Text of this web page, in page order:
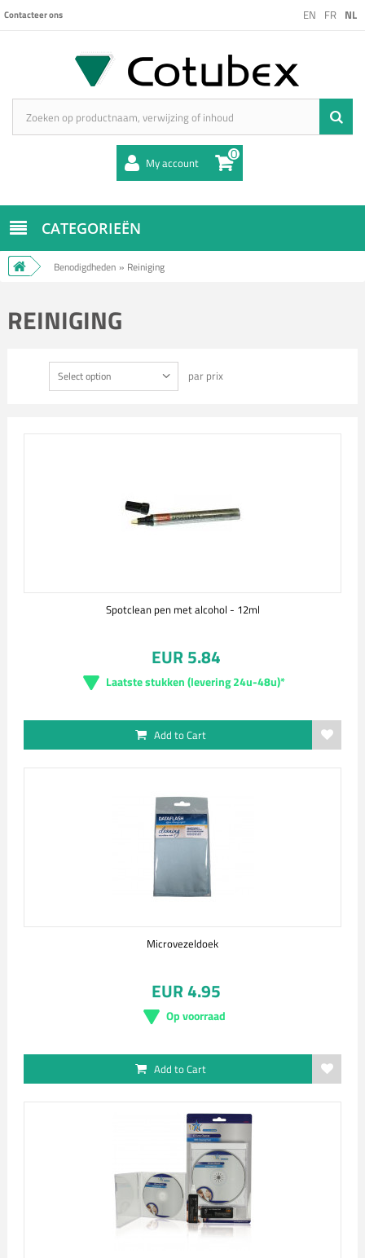
EN FR NL
Contacteer ons
My account 0
CATEGORIEËN
Benodigdheden » Reiniging
REINIGING
Select option par prix
Spotclean pen met alcohol - 12ml
EUR 5.84
Laatste stukken (levering 24u-48u)*
Add to Cart
Microvezeldoek
EUR 4.95
Op voorraad
Add to Cart